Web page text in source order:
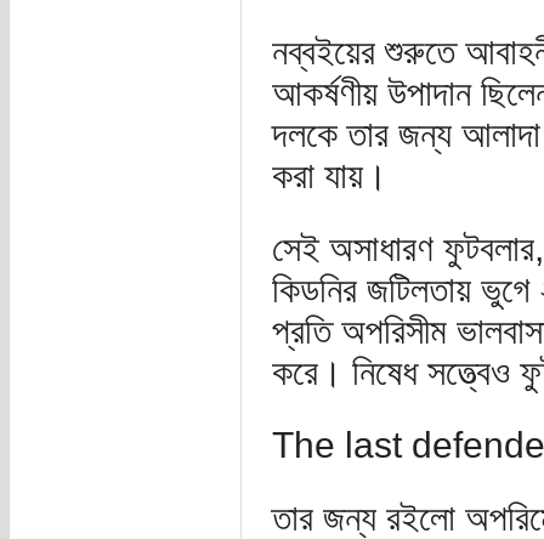
নব্বইয়ের শুরুতে
আকর্ষণীয় উপাদান
দলকে তার জন্য আলাদা
করা যায়।
সেই অসাধারণ
কিডনির জটিলতায়
প্রতি অপরিসীম
করে। নিষেধ সত্ত্বেও
The last
তার জন্য রইলো